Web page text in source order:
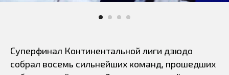
Суперфинал Континентальной лиги дзюдо
собрал восемь сильнейших команд, прошедших